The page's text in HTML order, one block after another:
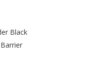
Black